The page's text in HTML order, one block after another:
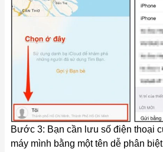
Bước 3: Bạn cần lưu số điện thoại
máy mình bằng một tên dễ phân